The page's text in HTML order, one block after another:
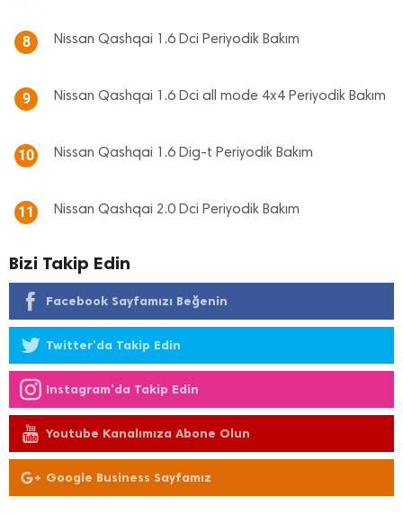
8 Nissan Qashqai 1.6 Dci Periyodik Bakım
9 Nissan Qashqai 1.6 Dci all mode 4x4 Periyodik Bakım
10 Nissan Qashqai 1.6 Dig-t Periyodik Bakım
11 Nissan Qashqai 2.0 Dci Periyodik Bakım
Bizi Takip Edin
Facebook Sayfamızı Beğenin
Twitter'da Takip Edin
Instagram'da Takip Edin
Youtube Kanalımıza Abone Olun
Google Business Sayfamız